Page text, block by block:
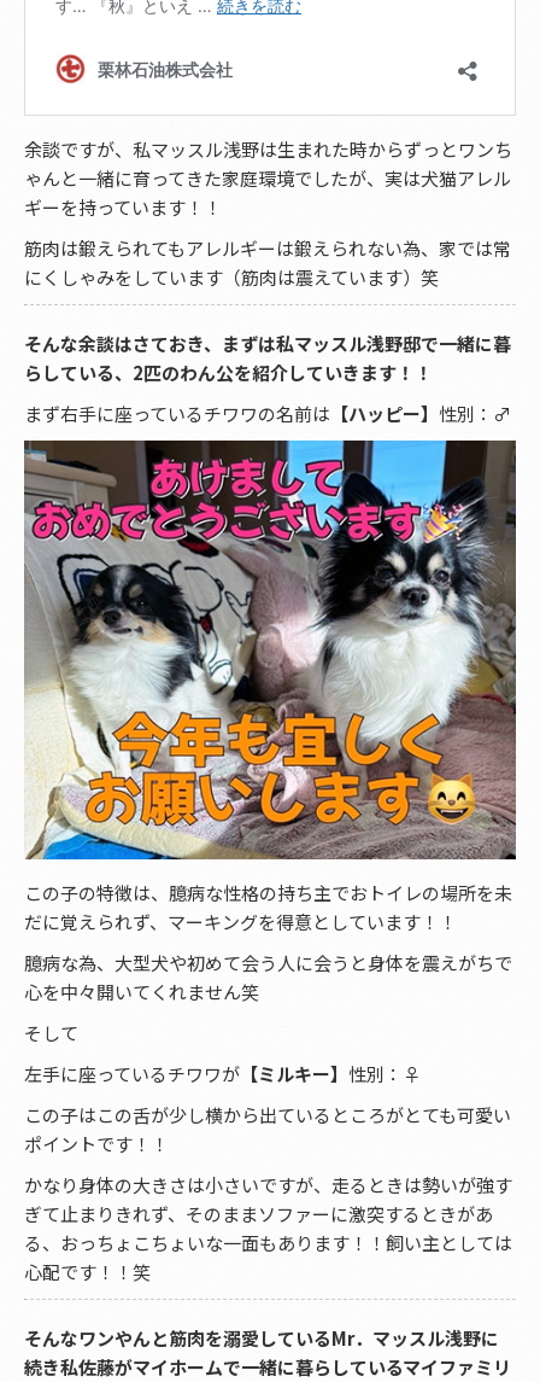
余談ですが、私マッスル浅野は生まれた時からずっとワンち
ゃんと一緒に育ってきた家庭環境でしたが、実は犬猫アレル
ギーを持っています！！
筋肉は鍛えられてもアレルギーは鍛えられない為、家では常
にくしゃみをしています（筋肉は震えています）笑
そんな余談はさておき、まずは私マッスル浅野邸で一緒に暮
らしている、2匹のわん公を紹介していきます！！
まず右手に座っているチワワの名前は 【ハッピー】 性別：♂
この子の特徴は、臆病な性格の持ち主でおトイレの場所を未
だに覚えられず、マーキングを得意としています！！
臆病な為、大型犬や初めて会う人に会うと身体を震えがちで
心を中々開いてくれません笑
そして
左手に座っているチワワが 【ミルキー】 性別：♀
この子はこの舌が少し横から出ているところがとても可愛い
ポイントです！！
かなり身体の大きさは小さいですが、走るときは勢いが強す
ぎて止まりきれず、そのままソファーに激突するときがあ
る、おっちょこちょいな一面もあります！！飼い主としては
心配です！！笑
そんなワンやんと筋肉を溺愛しているMr．マッスル浅野に
続き私佐藤がマイホームで一緒に暮らしているマイファミリ